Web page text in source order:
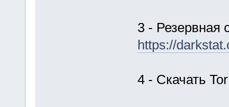
3 - Резервная
https://
4 - Скачать